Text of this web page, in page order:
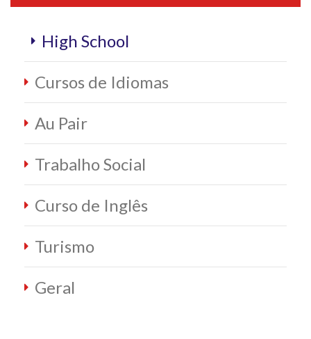
High School
Cursos de Idiomas
Au Pair
Trabalho Social
Curso de Inglês
Turismo
Geral